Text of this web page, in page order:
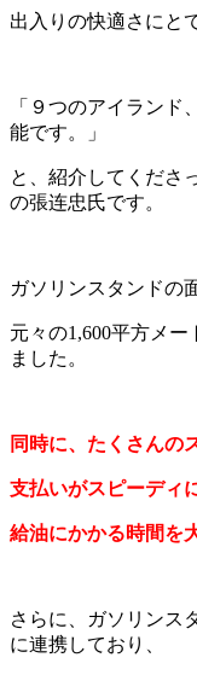
出入りの快適さにと
「９つのアイランド
能です。」
と、紹介してくださ
の張连忠氏です。
ガソリンスタンドの
元々の1,600平方メ
ました。
同時に、たくさんの
支払いがスピーディ
給油にかかる時間を
さらに、ガソリンス
に連携しており、